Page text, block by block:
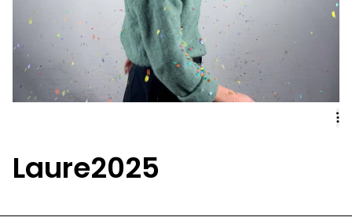
A
Laure2025